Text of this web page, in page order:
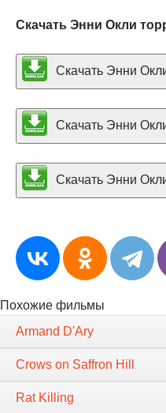
Скачать Энни Окли
Скачать Энни
Скачать Энни
Скачать Энни
Похожие фильмы
Armand D'Ary
Crows on Saffron Hill
Rat Killing